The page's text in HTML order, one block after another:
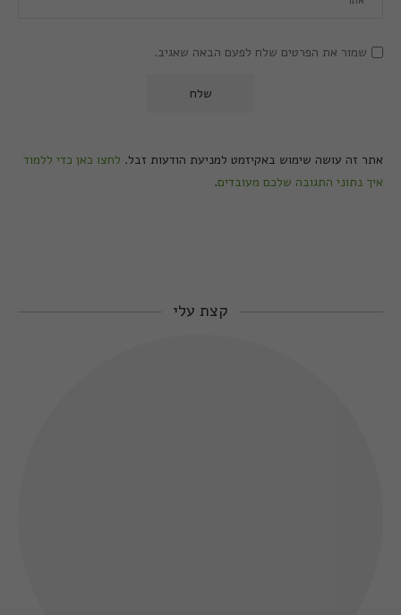
שמור את הפרטים שלח לפעם הבאה שאגיב.
אתר זה עושה שימוש באקיזמט למניעת הודעות זבל. לחצו כאן כדי ללמוד
איך נתוני התגובה שלכם מעובדים.
קצת עלי